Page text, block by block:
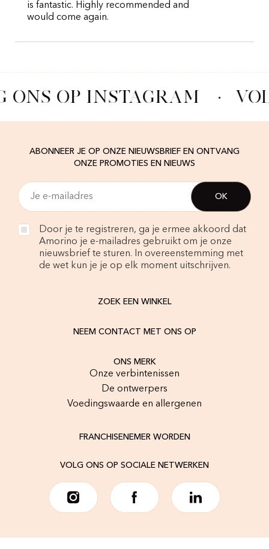
is fantastic. Highly recommended and
would come again.
ONS OP INSTAGRAM ·
ABONNEER JE OP ONZE NIEUWSBRIEF EN ONTVANG
ONZE PROMOTIES EN NIEUWS
Door je te registreren, ga je ermee akkoord dat
Amorino je e-mailadres gebruikt om je onze
nieuwsbrief te sturen. In overeenstemming met
de wet kun je je op elk moment uitschrijven.
ZOEK EEN WINKEL
NEEM CONTACT MET ONS OP
ONS MERK
Onze verbintenissen
De ontwerpers
Voedingswaarde en allergenen
FRANCHISENEMER WORDEN
VOLG ONS OP SOCIALE NETWERKEN